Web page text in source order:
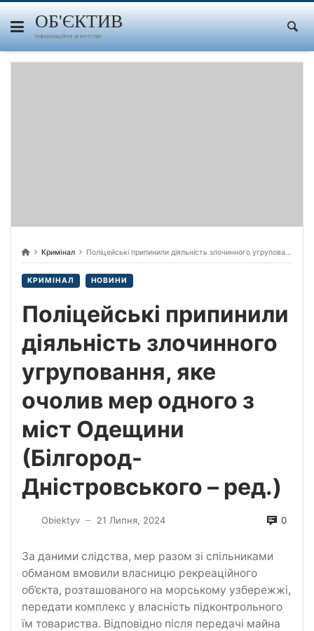
Skip
content ОБ'ЄКТИВ
Інформаційне агентство
Кримінал Поліцейські припинили діяльність злочинного угруповання, яке очолив мер одного з міст Одещини (Білгород-Дністровського – ред.)
КРИМІНАЛ НОВИНИ
Поліцейські припинили
діяльність злочинного
угруповання, яке
очолив мер одного з
міст Одещини
(Білгород-
Дністровського – ред.)
Obiektyv — 21 Липня, 2024 0
За даними слідства, мер разом зі спільниками
обманом вмовили власницю рекреаційного
об’єкта, розташованого на морському узбережжі,
передати комплекс у власність підконтрольного
їм товариства. Відповідно після передачі майна